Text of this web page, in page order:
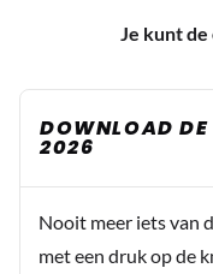
Je kunt
DOWNLOAD DE
2026
Nooit meer iets van
met een druk op de